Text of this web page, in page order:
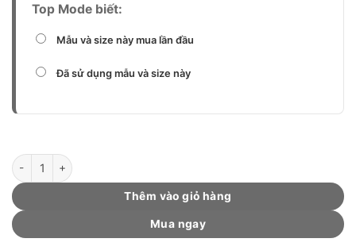
Top Mode biết:
Mẫu và size này mua lần đầu
Đã sử dụng mẫu và size này
Đồng phục (mẫu W01 Plus-TCX Dark Blue) số lượng
Thêm vào giỏ hàng
Mua ngay